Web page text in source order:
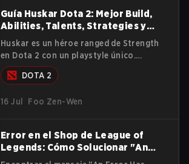
Guía Huskar Dota 2: Mejor Build,
Abilities, Talents, Strategies y
Lore
Huskar es un héroe ranged de Strength
en Dota 2 con un playstyle único.
Sacrifica su propia health para infligir
alto damage a sus enemigos. Destaca
late game con los items correctos. Esta
strategies.
DOTA 2
16 Jul Foo Zen-Wen
Error en el Shop de League of
Legends: Cómo Solucionar "An
Error Has Occurred"